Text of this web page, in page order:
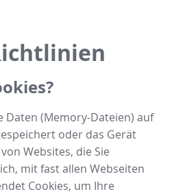
Daten (Memory-Dateien) auf
oder das Gerät
Websites, die Sie
mit fast allen Webseiten
Cookies, um Ihre